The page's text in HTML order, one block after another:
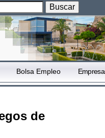
Bolsa Empleo
de